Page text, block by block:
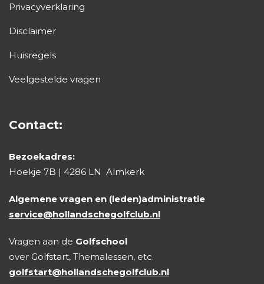
Privacyverklaring
Disclaimer
Huisregels
Veelgestelde vragen
Contact:
Bezoekadres:
Hoekje 7B | 4286 LN Almkerk
Algemene vragen en (leden)administratie
service@hollandschegolfclub.nl
Vragen aan de Golfschool
over Golfstart, Themalessen, etc.
golfstart@hollandschegolfclub.nl